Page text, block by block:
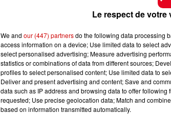
Le respect de votre
We and our (447) partnersdo the following data processing
access information on a device; Use limited data to select
select personalised advertising; Measure advertising
statistics or combinations of data from different sources;
profiles to select personalised content; Use limited data to
Deliver and present advertising and content; Save and
data such as IP address and browsing data to offer
requested; Use precise geolocation data; Match and
based on information transmitted automatically.